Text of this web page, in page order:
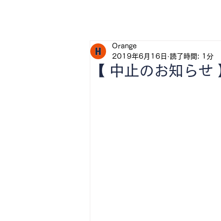
【 中止のお知らせ
Orange
2019年6月16日 読了時間: 1分